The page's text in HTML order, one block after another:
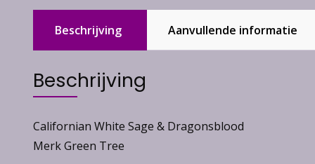
Beschrijving Aanvullende informatie
Beschrijving
Californian White Sage & Dragonsblood
Merk Green Tree